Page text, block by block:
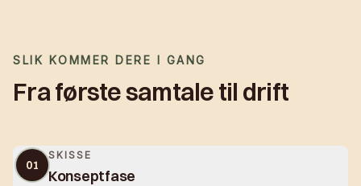
SLIK KOMMER DERE I GANG
Fra første samtale til drift
01
SKISSE
Konseptfase